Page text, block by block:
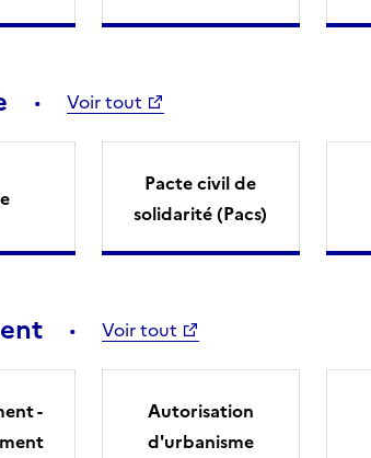
Voir tout
Pacte civil de
solidarité (Pacs)
Voir tout
-
Autorisation
d'urbanisme